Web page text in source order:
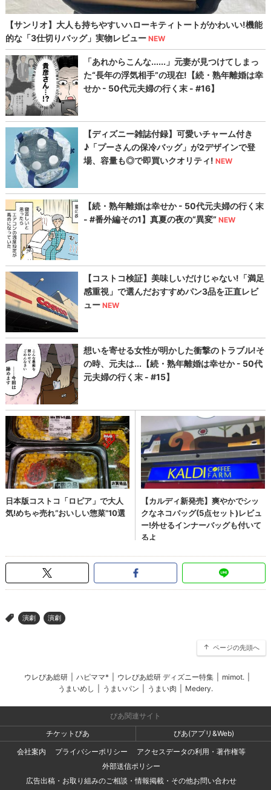
> 演劇 演劇
ページの先頭へ
ウレぴあ総研 ハピママ* ウレぴあ総研 ディズニー特集 mimot.
うまいめし
うまいパン うまい肉 Medery.
ぴあ関連サイト
チケットぴあ
ぴあ(アプリ&Web)
会社案内
プライバシーポリシー
アクセスデータの利用・著作権等
外部送信ポリシー
広告出稿・お取り組みのご相談・情報掲載・その他お問い合わせ